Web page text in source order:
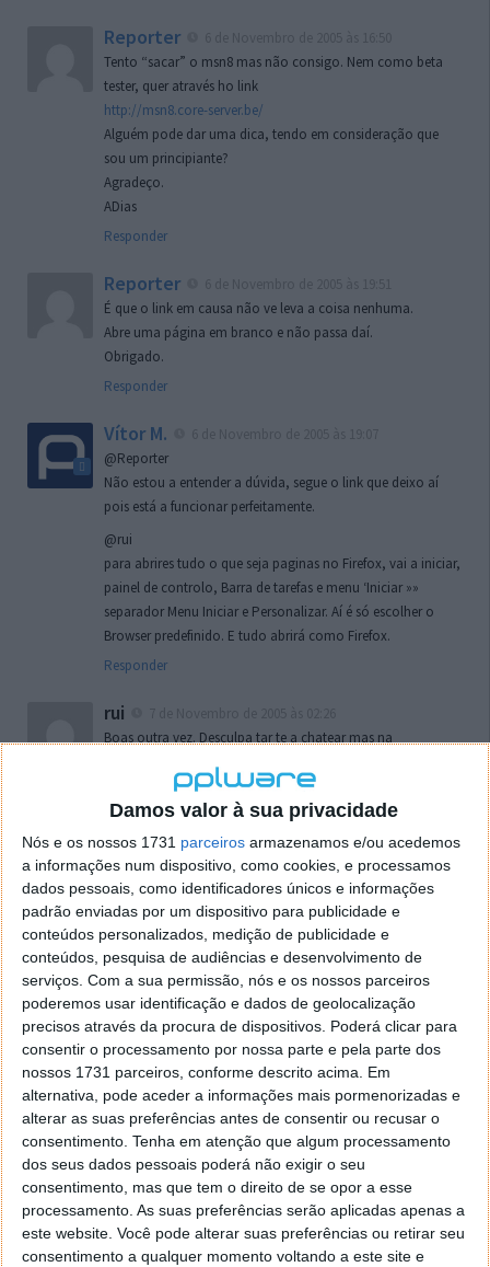
Damos valor à sua privacidade
Nós e os nossos 1731 parceiros armazenamos e/ou acedemos
a informações num dispositivo, como cookies, e processamos
dados pessoais, como identificadores únicos e informações
padrão enviadas por um dispositivo para publicidade e
conteúdos personalizados, medição de publicidade e
conteúdos, pesquisa de audiências e desenvolvimento de
serviços. Com a sua permissão, nós e os nossos parceiros
poderemos usar identificação e dados de geolocalização
precisos através da procura de dispositivos. Poderá clicar para
consentir o processamento por nossa parte e pela parte dos
nossos 1731 parceiros, conforme descrito acima. Em
alternativa, pode aceder a informações mais pormenorizadas e
alterar as suas preferências antes de consentir ou recusar o
consentimento. Tenha em atenção que algum processamento
dos seus dados pessoais poderá não exigir o seu
consentimento, mas que tem o direito de se opor a esse
processamento. As suas preferências serão aplicadas apenas a
este website. Você pode alterar suas preferências ou retirar seu
consentimento a qualquer momento voltando a este site e
Reporter
Tento “sacar” o msn8 mas não consigo. Nem como beta
tester, quer através ho link
http://msn8.core-server.be/
Alguém pode dar uma dica, tendo em consideração que
sou um principiante?
Agradeço.
ADias
Responder
Reporter
É que o link em causa não ve leva a coisa nenhuma.
Abre uma página em branco e não passa daí.
Obrigado.
Responder
Vítor M.
@Reporter
Não estou a entender a dúvida, segue o link que deixo aí
pois está a funcionar perfeitamente.
@rui
para abrires tudo o que seja paginas no Firefox, vai a iniciar,
painel de controlo, Barra de tarefas e menu ‘Iniciar »»
separador Menu Iniciar e Personalizar. Aí é só escolher o
Browser predefinido. E tudo abrirá como Firefox.
Responder
rui
Boas outra vez. Desculpa tar te a chatear mas na
o firefox como browser predefenido
de control tudo e nada. Tou a comecar a desesperar, ate ja
tentei apagar o explorer na tentativa de forçar o uso do
firefox mas em vao. Kaso te lembres de outra dica fico
agradecido, caso contrario obrigado a mesma
Responder
Vítor M.
7 de Novembro de 2005 às 01:39
@Reporter
Desculpa mas o link funciona. Seja como for segue por mail
o MSn Messenger 8.
Responder
Vítor M.
7 de Novembro de 2005 às 11:21
@Rui
Tens de encontrar o que te falei. Faz da seguinte maneira,
janela iniciar e no topo dessa janela com o botão direito do
rato faz propriedades. Depois no separador Menu ‘Iniciar’
clica no botão ‘Personalizar’ aí encontrarás no separador
geral a opção para escolheres o Browser com que queres